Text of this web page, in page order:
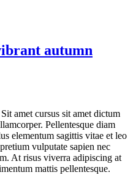
autumn
amet cursus sit amet dictum
Pellentesque diam
elementum sagittis vitae et leo
vulputate sapien nec
At risus viverra adipiscing at
mattis pellentesque.